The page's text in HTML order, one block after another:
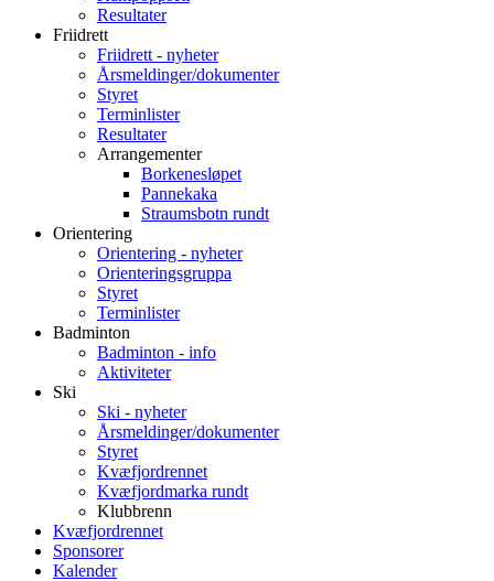
Resultater
Friidrett
Friidrett - nyheter
Årsmeldinger/dokumenter
Styret
Terminlister
Resultater
Arrangementer
Borkenesløpet
Pannekaka
Straumsbotn rundt
Orientering
Orientering - nyheter
Orienteringsgruppa
Styret
Terminlister
Badminton
Badminton - info
Aktiviteter
Ski
Ski - nyheter
Årsmeldinger/dokumenter
Styret
Kvæfjordrennet
Kvæfjordmarka rundt
Klubbrenn
Kvæfjordrennet
Sponsorer
Kalender